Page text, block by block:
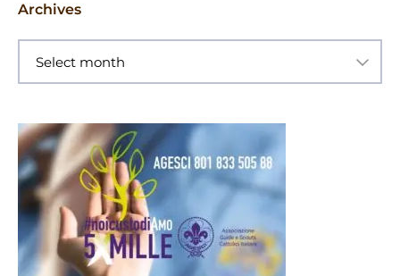
Archives